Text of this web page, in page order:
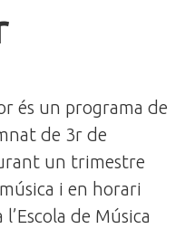
és un programa de
de 3r de
un trimestre
i en horari
de Música